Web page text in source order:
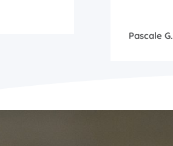
Pascale G.